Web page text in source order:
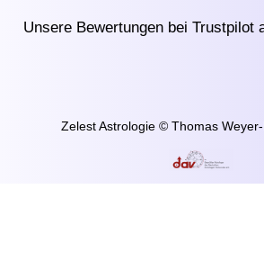
Unsere Bewertungen bei Trustpilot
Zelest Astrologie © Thomas